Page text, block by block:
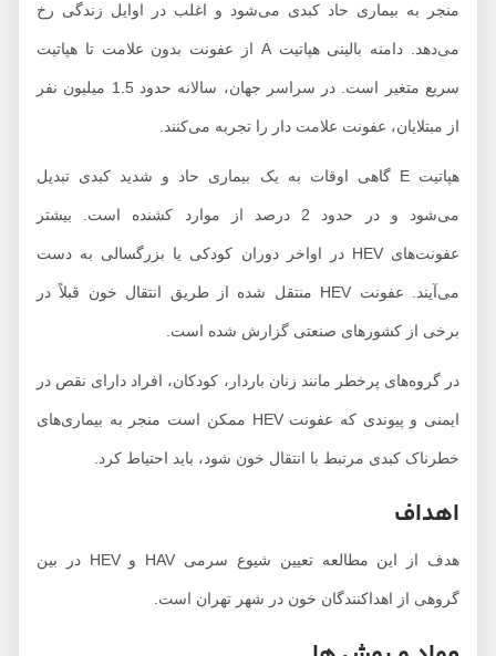
منجر به بیماری حاد کبدی می‌شود و اغلب در اوایل زندگی رخ
می‌دهد. دامنه بالینی هپاتیت A از عفونت بدون علامت تا هپاتیت
سریع متغیر است. در سراسر جهان، سالانه حدود 1.5 میلیون نفر
از مبتلایان، عفونت علامت دار را تجربه می‌کنند.
هپاتیت E گاهی اوقات به یک بیماری حاد و شدید کبدی تبدیل
می‌شود و در حدود 2 درصد از موارد کشنده است. بیشتر
عفونت‌های HEV در اواخر دوران کودکی یا بزرگسالی به دست
می‌آیند. عفونت HEV منتقل شده از طریق انتقال خون قبلاً در
برخی از کشورهای صنعتی گزارش شده است.
در گروه‌های پرخطر مانند زنان باردار، کودکان، افراد دارای نقص در
ایمنی و پیوندی که عفونت HEV ممکن است منجر به بیماری‌های
خطرناک کبدی مرتبط با انتقال خون شود، باید احتیاط کرد.
اهداف
هدف از این مطالعه تعیین شیوع سرمی HAV و HEV در بین
گروهی از اهداکنندگان خون در شهر تهران است.